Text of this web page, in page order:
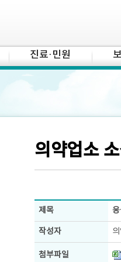
진료·민원
의약업소
제목
작성자
첨부파일